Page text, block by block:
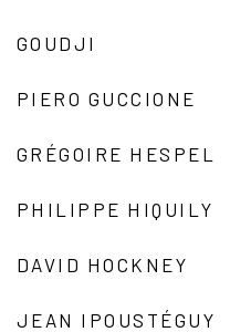
GOUDJI
PIERO GUCCIONE
GRÉGOIRE HESPEL
PHILIPPE HIQUILY
DAVID HOCKNEY
JEAN IPOUSTÉGUY